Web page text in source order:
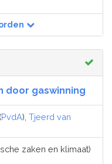
door gaswinning
(PvdA), Tjeerd van
zaken en klimaat)